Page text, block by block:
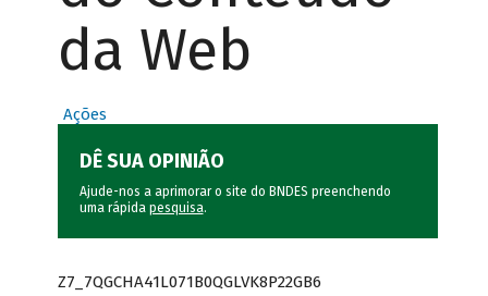
da Web
Ações
DÊ SUA OPINIÃO
Ajude-nos a aprimorar o site do BNDES preenchendo
uma rápida pesquisa.
Z7_7QGCHA41L071B0QGLVK8P22GB6